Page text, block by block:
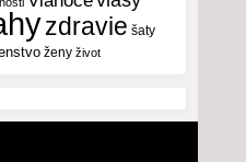
zdravie šaty
ženy život